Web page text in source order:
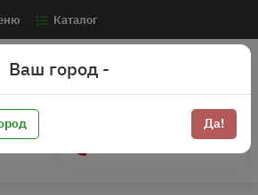
Каталог
Ваш город -
Да!